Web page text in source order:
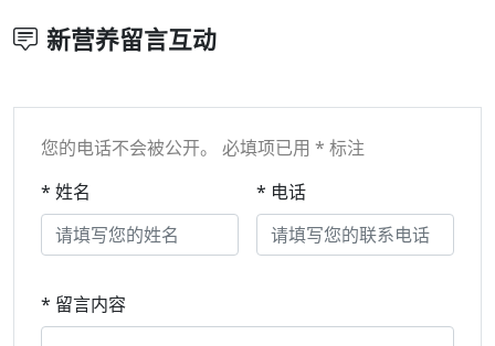
新营养留言互动
您的电话不会被公开。 必填项已用 * 标注
* 姓名
* 电话
* 留言内容